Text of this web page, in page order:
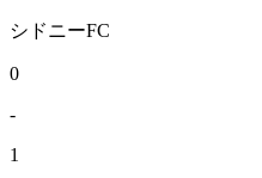
シドニーFC
0
-
1